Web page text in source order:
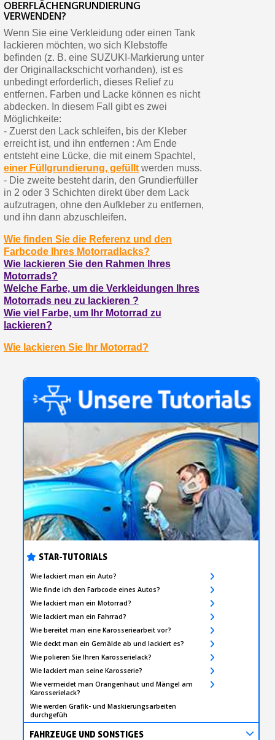
STAR-TUTORIALS
Wie lackiert man ein Auto?
Wie finde ich den Farbcode eines Autos?
Wie lackiert man ein Motorrad?
Wie lackiert man ein Fahrrad?
Wie bereitet man eine Karosseriearbeit vor?
Wie deckt man ein Gemälde ab und lackiert es?
Wie polieren Sie Ihren Karosserielack?
Wie lackiert man seine Karosserie?
Wie vermeidet man Orangenhaut und Mängel am
Karosserielack?
Wie werden Grafik- und Maskierungsarbeiten
durchgefüh
FAHRZEUGE UND SONSTIGES
OBERFLÄCHENGRUNDIERUNG
VERWENDEN?
Wenn Sie eine Verkleidung oder einen Tank
lackieren möchten, wo sich Klebstoffe
befinden (z. B. eine SUZUKI-Markierung unter
der Originallackschicht vorhanden), ist es
unbedingt erforderlich, dieses Relief zu
entfernen. Farben und Lacke können es nicht
abdecken. In diesem Fall gibt es zwei
Möglichkeite:
- Zuerst den Lack schleifen, bis der Kleber
erreicht ist, und ihn entfernen : Am Ende
entsteht eine Lücke, die mit einem Spachtel,
einer Füllgrundierung, gefülltwerden muss.
- Die zweite besteht darin, den Grundierfüller
in 2 oder 3 Schichten direkt über dem Lack
aufzutragen, ohne den Aufkleber zu entfernen,
und ihn dann abzuschleifen.
Wie finden Sie die Referenz und den
Farbcode Ihres Motorradlacks?
Wie lackieren Sie den Rahmen Ihres
Motorrads?
Welche Farbe, um die Verkleidungen Ihres
Motorrads neu zu lackieren ?
Wie viel Farbe, um Ihr Motorrad zu
lackieren?
Wie lackieren Sie Ihr Motorrad?